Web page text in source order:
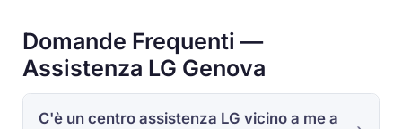
Domande Frequenti —
Assistenza LG Genova
C'è un centro assistenza LG vicino a me a